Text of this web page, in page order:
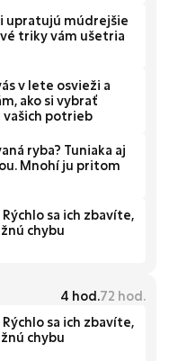
upratujú múdrejšie
triky vám ušetria
v lete osvieži a
ako si vybrať
potrieb
ryba? Tuniaka aj
Mnohí ju pritom
sa ich zbavíte,
túto bežnú chybu
4 hod.72 hod.
sa ich zbavíte,
túto bežnú chybu